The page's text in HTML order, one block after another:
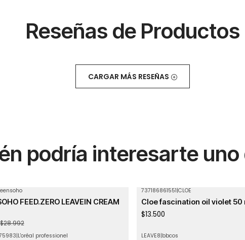
Reseñas de Productos
CARGAR MÁS RESEÑAS
podría interesarte
FEED.ZERO LEAVEIN CREAM
$28.992
737186861551|CLOE
Cloe fascination oil violet 50
$13.500
|L'oréal professionel LEAVE8|bbcos